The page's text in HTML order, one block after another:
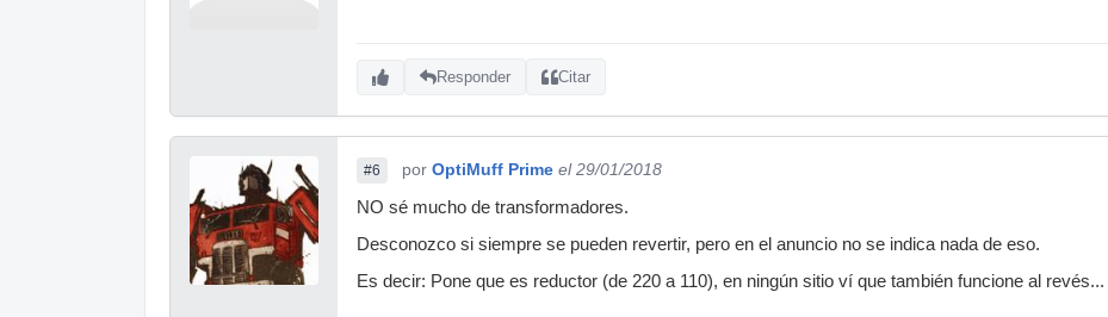
Responder Citar
#6 por OptiMuff Prime el 29/01/2018
NO sé mucho de transformadores.
Desconozco si siempre se pueden revertir, pero en el anuncio no se indica nada de eso.
Es decir: Pone que es reductor (de 220 a 110), en ningún sitio ví que también funcione al revés...